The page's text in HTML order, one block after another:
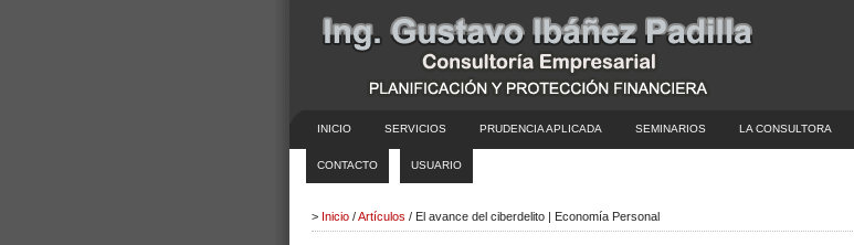
INICIO SERVICIOS PRUDENCIA APLICADA SEMINARIOS LA CONSULTORA
CONTACTO USUARIO
> Inicio /Artículos / El avance del ciberdelito | Economía Personal